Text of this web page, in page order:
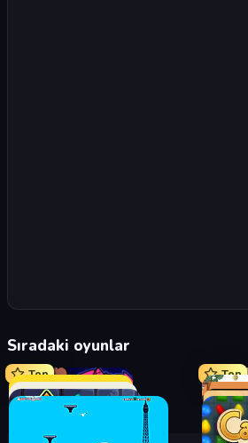
Sıradaki oyunlar
Top Top